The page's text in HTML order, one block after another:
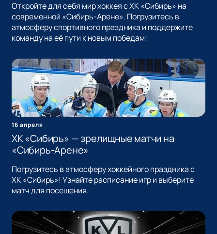
Откройте для себя мир хоккея с ХК «Сибирь» на
современной «Сибирь-Арене». Погрузитесь в
атмосферу спортивного праздника и поддержите
команду на её пути к новым победам!
16 апреля
ХК «Сибирь» — зрелищные матчи на
«Сибирь-Арене»
Погрузитесь в атмосферу хоккейного праздника с
ХК «Сибирь»! Узнайте расписание игр и выберите
матч для посещения.